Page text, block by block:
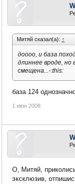
Митяй сказал(а): ↑
доооо, и база
длиннее вроде, но
смещена...-:this:
база 124
1 июн 2008
О, Митяй,
эксклюзив,